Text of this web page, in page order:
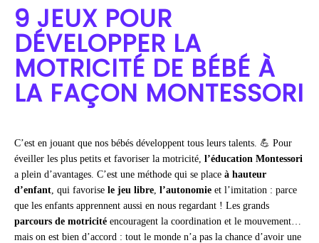
9 JEUX POUR
DÉVELOPPER LA
MOTRICITÉ DE BÉBÉ À
LA FAÇON MONTESSORI
C’est en jouant que nos bébés développent tous leurs talents. 💪 Pour
éveiller les plus petits et favoriser la motricité, l’éducation Montessori
a plein d’avantages. C’est une méthode qui se place à hauteur
d’enfant , qui favorise le jeu libre l’autonomie et l’imitation : parce
que les enfants apprennent aussi en nous regardant ! Les grands
parcours de motricité encouragent la coordination et le mouvement…
mais on est bien d’accord : tout le monde n’a pas la chance d’avoir une